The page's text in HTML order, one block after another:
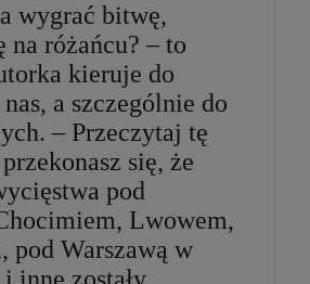
goreje. Rozważania
NSPJ
39,99 zł
szt.
wygrać bitwę,
na różańcu? – to
kieruje do
a szczególnie do
– Przeczytaj tę
się, że
pod
Lwowem,
pod Warszawą w